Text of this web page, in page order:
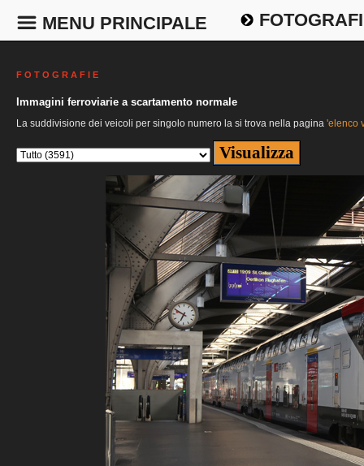
MENU PRINCIPALE
F O T O G R A F I E
Immagini ferroviarie a scartamento normale
La suddivisione dei veicoli per singolo numero la si trova nella pagina 'elenco